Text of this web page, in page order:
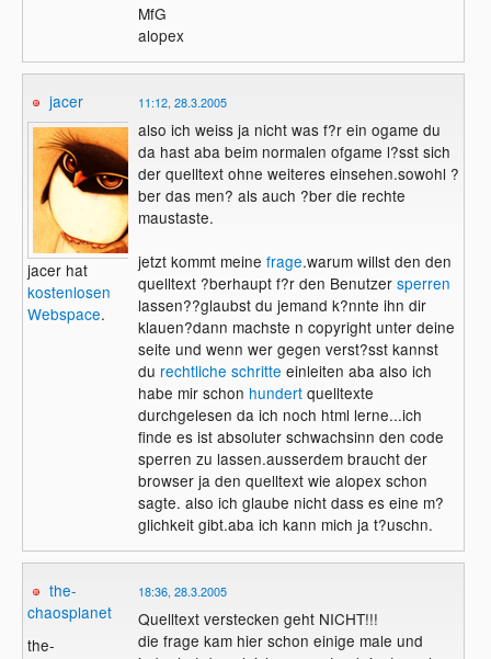
MfG
alopex
jacer
jacer hat
kostenlosen
Webspace.
11:12, 28.3.2005
also ich weiss ja nicht was f?r ein ogame du
da hast aba beim normalen ofgame l?sst sich
der quelltext ohne weiteres einsehen.sowohl ?
ber das men? als auch ?ber die rechte
maustaste.
jetzt kommt meine frage.warum willst den den
quelltext ?berhaupt f?r den Benutzer sperren
lassen??glaubst du jemand k?nnte ihn dir
klauen?dann machste n copyright unter deine
seite und wenn wer gegen verst?sst kannst
du rechtliche schritte einleiten aba also ich
habe mir schon hundertquelltexte
durchgelesen da ich noch html lerne...ich
finde es ist absoluter schwachsinn den code
sperren zu lassen.ausserdem braucht der
browser ja den quelltext wie alopex schon
sagte. also ich glaube nicht dass es eine m?
glichkeit gibt.aba ich kann mich ja t?uschn.
the-
chaosplanet
the-
18:36, 28.3.2005
Quelltext verstecken geht NICHT!!!
die frage kam hier schon einige male und